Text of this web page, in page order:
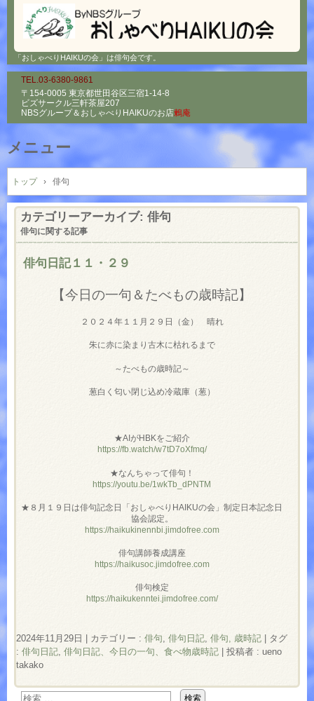
「おしゃべりHAIKUの会」は俳句会です。
TEL.03-6380-9861
〒154-0005 東京都世田谷区三宿1-14-8
ビズサークル三軒茶屋207
NBSグループ＆ おしゃべりHAIKUのお店鶫庵
メニュー
コ
ン
テ
ン
へ
トップ › 俳句
カテゴリーアーカイブ: 俳句
俳句に関する記事
俳句日記１１・２９
【今日の一句＆たべもの歳時記】
２０２４年１１月２９日（金） 晴れ
朱に赤に染まり古木に枯れるまで
～たべもの歳時記～
葱白く匂い閉じ込め冷蔵庫（葱）
★AIがHBKをご紹介
https://fb.watch/w7tD7oXfmq/
★なんちゃって俳句！
https://youtu.be/1wkTb_dPNTM
★８月１９日は俳句記念日「おしゃべりHAIKUの会」制定日本記念日
協会認定。
https://haikukinennbi.jimdofree.com
俳句講師養成講座
https://haikusoc.jimdofree.com
俳句検定
https://haikukenntei.jimdofree.com/
2024年11月29日 カテゴリー : 俳句, 俳句日記, 俳句, 歳時記
タグ
: 俳句日記, 俳句日記、今日の一句、食べ物歳時記
投稿者 : ueno
takako